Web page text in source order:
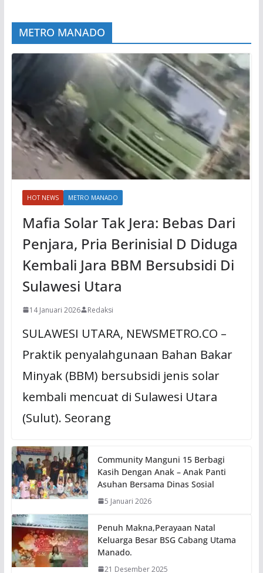
METRO MANADO
HOT NEWS METRO MANADO
Mafia Solar Tak Jera: Bebas Dari
Penjara, Pria Berinisial D Diduga
Kembali Jara BBM Bersubsidi Di
Sulawesi Utara
14 Januari 2026 Redaksi
SULAWESI UTARA, NEWSMETRO.CO –
Praktik penyalahgunaan Bahan Bakar
Minyak (BBM) bersubsidi jenis solar
kembali mencuat di Sulawesi Utara
(Sulut). Seorang
Community Manguni 15 Berbagi
Kasih Dengan Anak – Anak Panti
Asuhan Bersama Dinas Sosial
5 Januari 2026
Penuh Makna,Perayaan Natal
Keluarga Besar BSG Cabang Utama
Manado.
21 Desember 2025